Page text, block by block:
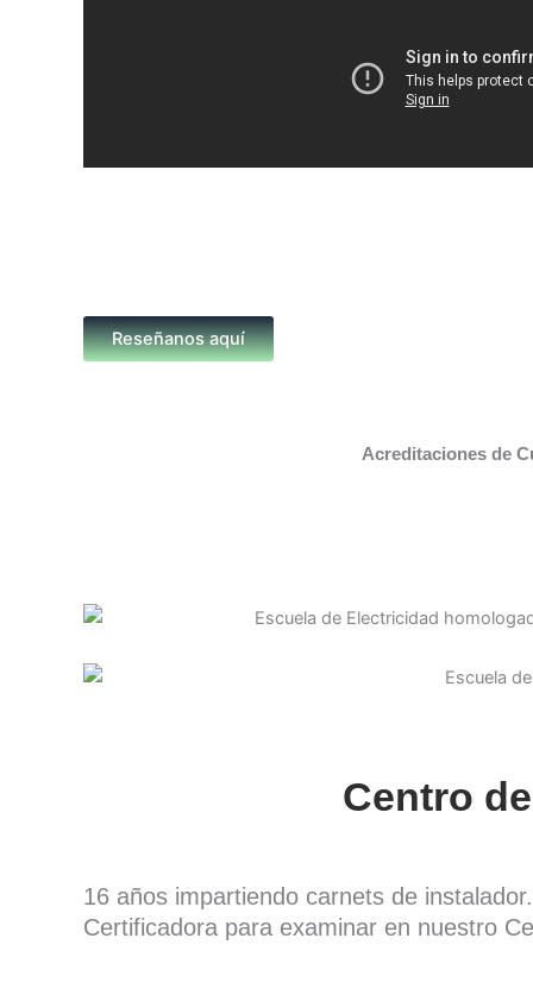
Reseñanos aquí
Acreditaciones de
Centro
16 años impartiendo carnets de
Certificadora para examinar en nuestro